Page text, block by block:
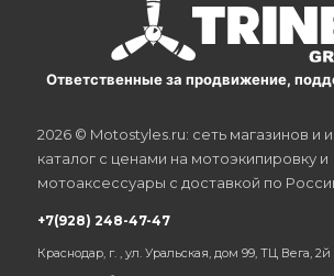
Ответственные за продвижение,
2026 © Motostyles.ru: сеть магазинов и
каталог с ценами на мотоэкипировку и
мотоаксессуары с доставкой по
+7(928) 248-47-47
Краснодар, г. , ул. Уральская, дом 99, ТЦ Вега, 2й